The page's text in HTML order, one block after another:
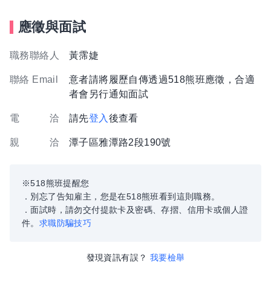
應徵與面試
職務聯絡人 黃霈婕
聯絡 Email
意者請將履歷自傳透過518熊班應徵，合適
者會另行通知面試
電 洽 請先登入 後查看
親 洽 潭子區雅潭路2段190號
※518熊班提醒您
．別忘了告知雇主，您是在518熊班看到這則職務。
．面試時，請勿交付提款卡及密碼、存摺、信用卡或個人證
件。 求職防騙技巧
發現資訊有誤？ 我要檢舉